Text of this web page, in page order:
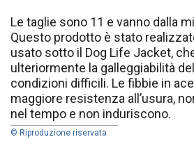
Le taglie sono 11 e vanno dalla
Questo prodotto è stato
usato sotto il Dog Life Jacket,
ulteriormente la galleggiabilità
condizioni difficili. Le fibbie in
maggiore resistenza all’usura,
nel tempo e non induriscono.
© Riproduzione riservata